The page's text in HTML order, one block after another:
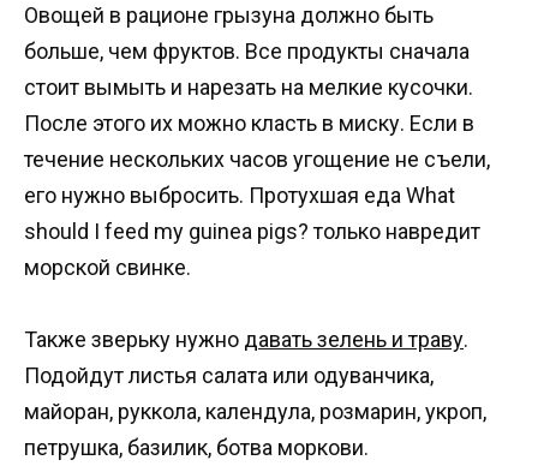
Овощей в рационе грызуна должно быть
больше, чем фруктов. Все продукты сначала
стоит вымыть и нарезать на мелкие кусочки.
После этого их можно класть в миску. Если в
течение нескольких часов угощение не съели,
его нужно выбросить. Протухшая еда What
should I feed my guinea pigs? только навредит
морской свинке.
Также зверьку нужно давать зелень и траву.
Подойдут листья салата или одуванчика,
майоран, руккола, календула, розмарин, укроп,
петрушка, базилик, ботва моркови.